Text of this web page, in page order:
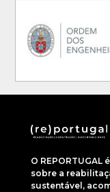
O
sobre a
sustentável,